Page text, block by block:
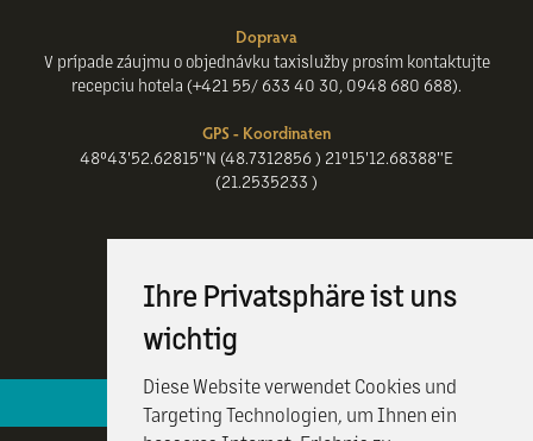
Ihre Privatsphäre ist uns
wichtig
Diese Website verwendet Cookies und
Targeting Technologien, um Ihnen ein
Doprava
V prípade záujmu o objednávku taxislužby prosím kontaktujte
recepciu hotela (+421 55/ 633 40 30, 0948 680 688).
GPS - Koordinaten
48°43'52.62815"N (48.7312856 ) 21°15'12.68388"E
(21.2535233 )
Hotelová recepcia je k vašim službám 24 / 7